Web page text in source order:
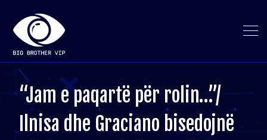
“Jam e paqartë për rolin…”/
Ilnisa dhe Graciano bisedojnë